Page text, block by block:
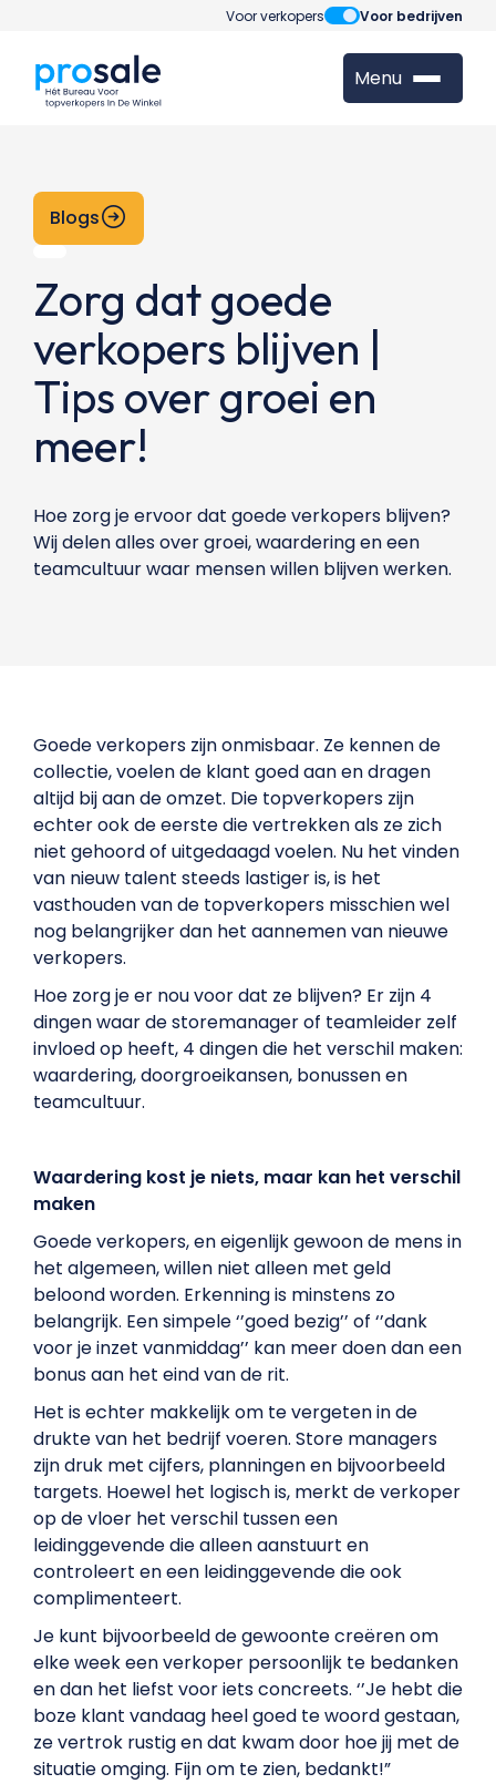
Voor verkopers Voor bedrijven
Menu
Blogs
Zorg dat goede
verkopers blijven |
Tips over groei en
meer!
Hoe zorg je ervoor dat goede verkopers blijven?
Wij delen alles over groei, waardering en een
teamcultuur waar mensen willen blijven werken.
Goede verkopers zijn onmisbaar. Ze kennen de
collectie, voelen de klant goed aan en dragen
altijd bij aan de omzet. Die topverkopers zijn
echter ook de eerste die vertrekken als ze zich
niet gehoord of uitgedaagd voelen. Nu het vinden
van nieuw talent steeds lastiger is, is het
vasthouden van de topverkopers misschien wel
nog belangrijker dan het aannemen van nieuwe
verkopers.
Hoe zorg je er nou voor dat ze blijven? Er zijn 4
dingen waar de storemanager of teamleider zelf
invloed op heeft, 4 dingen die het verschil maken:
waardering, doorgroeikansen, bonussen en
teamcultuur.
Waardering kost je niets, maar kan het verschil
maken
Goede verkopers, en eigenlijk gewoon de mens in
het algemeen, willen niet alleen met geld
beloond worden. Erkenning is minstens zo
belangrijk. Een simpele ‘’goed bezig’’ of ‘’dank
voor je inzet vanmiddag’’ kan meer doen dan een
bonus aan het eind van de rit.
Het is echter makkelijk om te vergeten in de
drukte van het bedrijf voeren. Store managers
zijn druk met cijfers, planningen en bijvoorbeeld
targets. Hoewel het logisch is, merkt de verkoper
op de vloer het verschil tussen een
leidinggevende die alleen aanstuurt en
controleert en een leidinggevende die ook
complimenteert.
Je kunt bijvoorbeeld de gewoonte creëren om
elke week een verkoper persoonlijk te bedanken
en dan het liefst voor iets concreets. ‘’Je hebt die
boze klant vandaag heel goed te woord gestaan,
ze vertrok rustig en dat kwam door hoe jij met de
situatie omging. Fijn om te zien, bedankt!”